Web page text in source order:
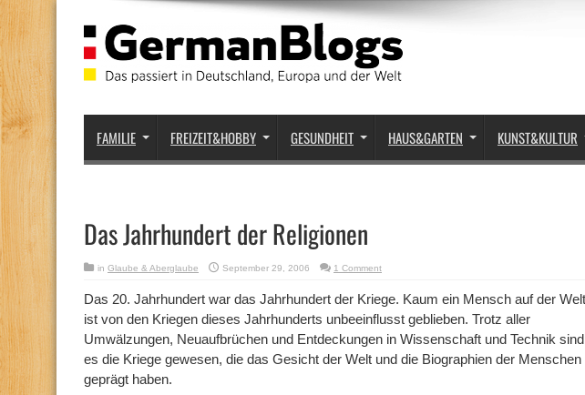
FAMILIE FREIZEIT&HOBBY GESUNDHEIT HAUS&GARTEN KUNST&KULTUR
Das Jahrhundert der Religionen
in Glaube & Aberglaube September 29, 2006 1 Comment
Das 20. Jahrhundert war das Jahrhundert der Kriege. Kaum ein Mensch auf der Welt
ist von den Kriegen dieses Jahrhunderts unbeeinflusst geblieben. Trotz aller
Umwälzungen, Neuaufbrüchen und Entdeckungen in Wissenschaft und Technik sind
es die Kriege gewesen, die das Gesicht der Welt und die Biographien der Menschen
geprägt haben.